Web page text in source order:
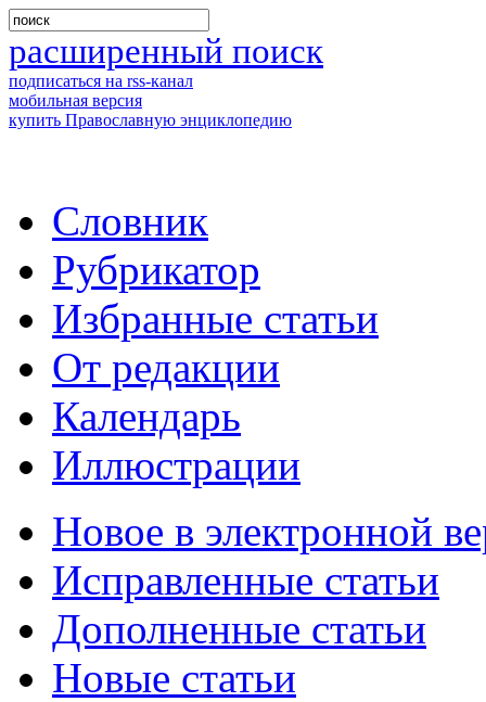
расширенный поиск
подписаться на rss-канал
мобильная версия
купить Православную энциклопедию
Словник
Рубрикатор
Избранные статьи
От редакции
Календарь
Иллюстрации
Новое в электронной
Исправленные статьи
Дополненные статьи
Новые статьи